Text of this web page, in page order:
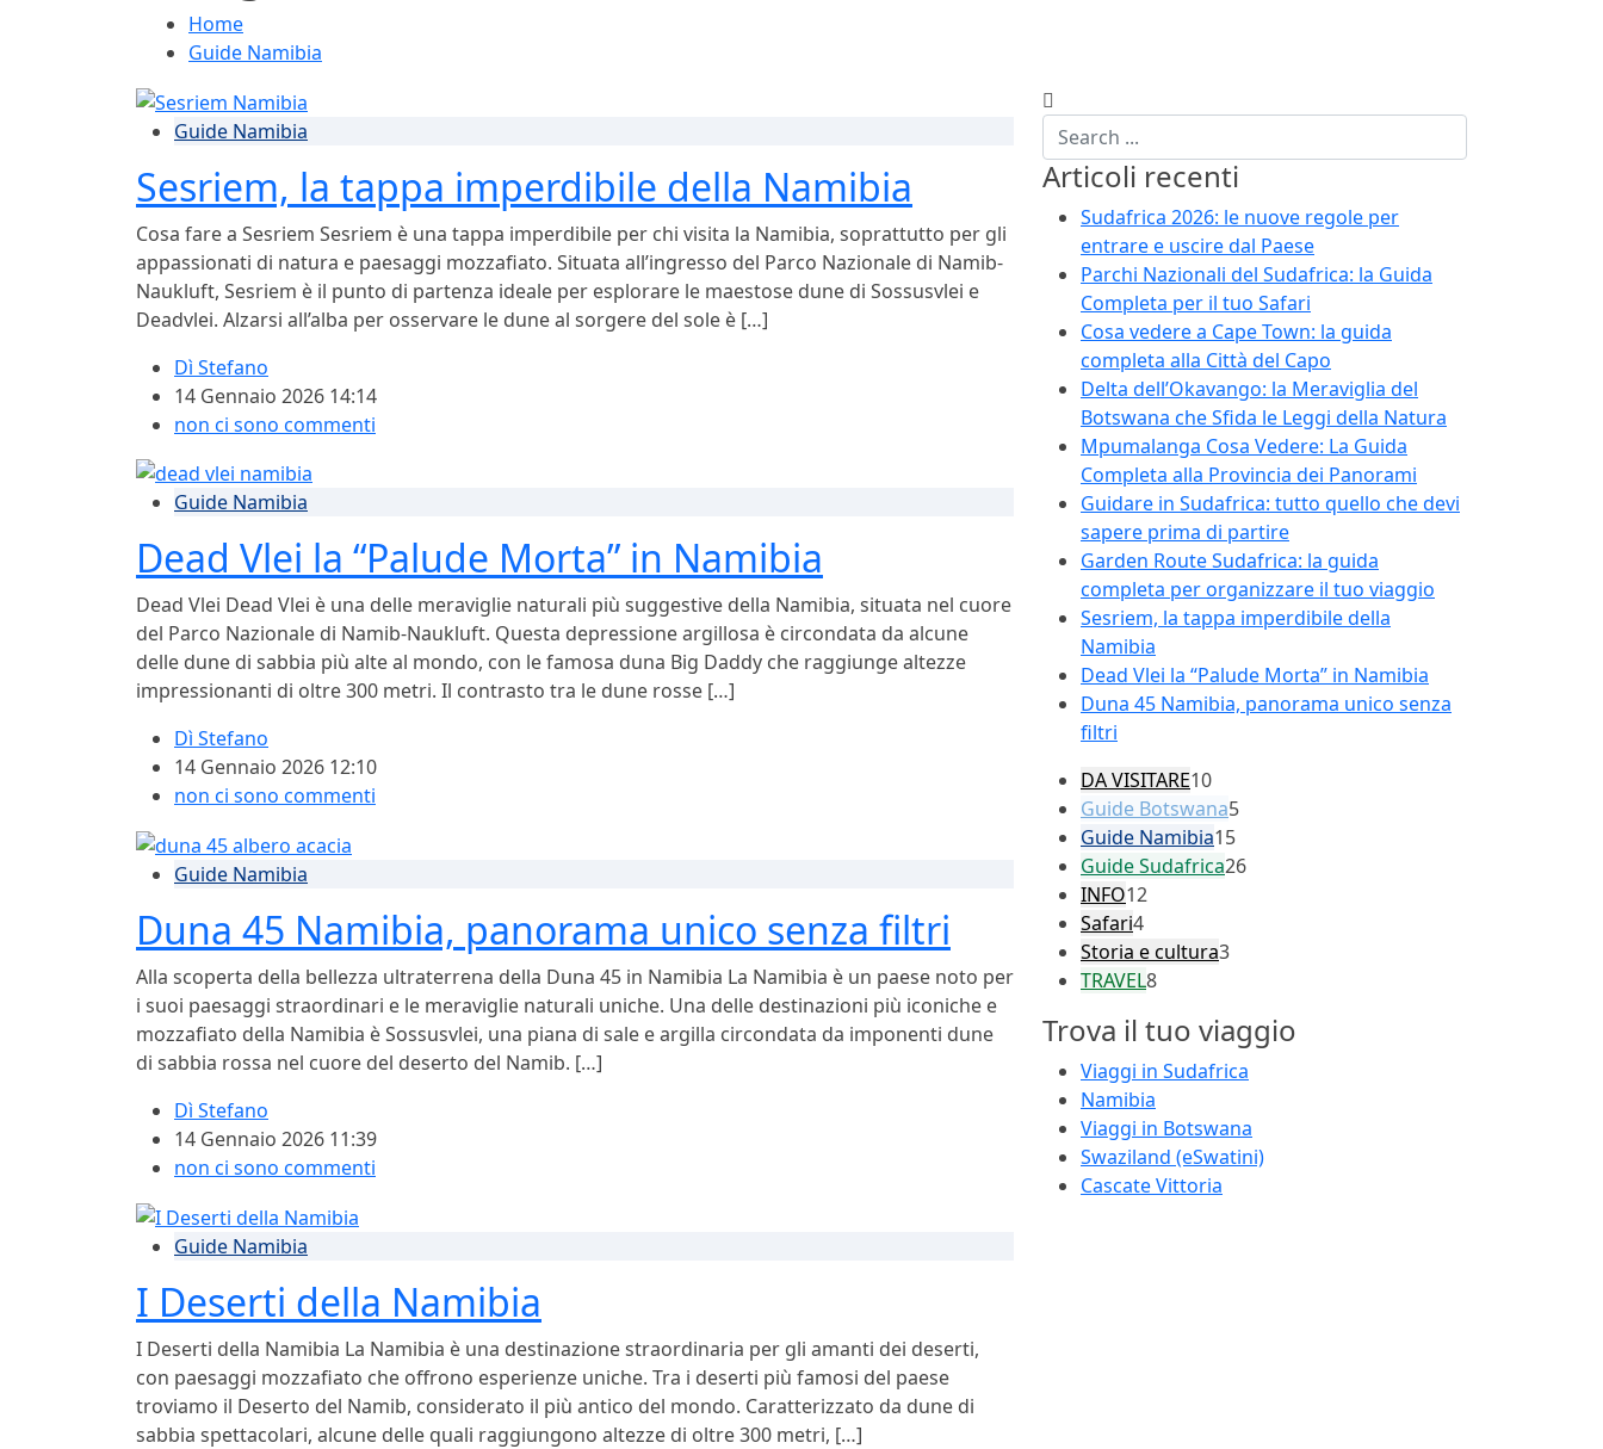
Home
Guide Namibia
Guide Namibia
Sesriem, la tappa imperdibile della Namibia
Cosa fare a Sesriem Sesriem è una tappa imperdibile per chi visita la Namibia, soprattutto per gli
appassionati di natura e paesaggi mozzafiato. Situata all’ingresso del Parco Nazionale di Namib-
Naukluft, Sesriem è il punto di partenza ideale per esplorare le maestose dune di Sossusvlei e
Deadvlei. Alzarsi all’alba per osservare le dune al sorgere del sole è […]
Dì Stefano
14 Gennaio 2026 14:14
non ci sono commenti
Guide Namibia
Dead Vlei la “Palude Morta” in Namibia
Dead Vlei Dead Vlei è una delle meraviglie naturali più suggestive della Namibia, situata nel cuore
del Parco Nazionale di Namib-Naukluft. Questa depressione argillosa è circondata da alcune
delle dune di sabbia più alte al mondo, con le famosa duna Big Daddy che raggiunge altezze
impressionanti di oltre 300 metri. Il contrasto tra le dune rosse […]
Dì Stefano
14 Gennaio 2026 12:10
non ci sono commenti
Guide Namibia
Duna 45 Namibia, panorama unico senza filtri
Alla scoperta della bellezza ultraterrena della Duna 45 in Namibia La Namibia è un paese noto per
i suoi paesaggi straordinari e le meraviglie naturali uniche. Una delle destinazioni più iconiche e
mozzafiato della Namibia è Sossusvlei, una piana di sale e argilla circondata da imponenti dune
di sabbia rossa nel cuore del deserto del Namib. […]
Dì Stefano
14 Gennaio 2026 11:39
non ci sono commenti
Guide Namibia
I Deserti della Namibia
I Deserti della Namibia La Namibia è una destinazione straordinaria per gli amanti dei deserti,
con paesaggi mozzafiato che offrono esperienze uniche. Tra i deserti più famosi del paese
troviamo il Deserto del Namib, considerato il più antico del mondo. Caratterizzato da dune di
sabbia spettacolari, alcune delle quali raggiungono altezze di oltre 300 metri, […]
Articoli recenti
Sudafrica 2026: le nuove regole per
entrare e uscire dal Paese
Parchi Nazionali del Sudafrica: la Guida
Completa per il tuo Safari
Cosa vedere a Cape Town: la guida
completa alla Città del Capo
Delta dell’Okavango: la Meraviglia del
Botswana che Sfida le Leggi della Natura
Mpumalanga Cosa Vedere: La Guida
Completa alla Provincia dei Panorami
Guidare in Sudafrica: tutto quello che devi
sapere prima di partire
Garden Route Sudafrica: la guida
completa per organizzare il tuo viaggio
Sesriem, la tappa imperdibile della
Namibia
Dead Vlei la “Palude Morta” in Namibia
Duna 45 Namibia, panorama unico senza
filtri
DA VISITARE10
Guide Botswana5
Guide Namibia15
Guide Sudafrica26
INFO12
Safari4
Storia e cultura3
TRAVEL8
Trova il tuo viaggio
Viaggi in Sudafrica
Namibia
Viaggi in Botswana
Swaziland (eSwatini)
Cascate Vittoria